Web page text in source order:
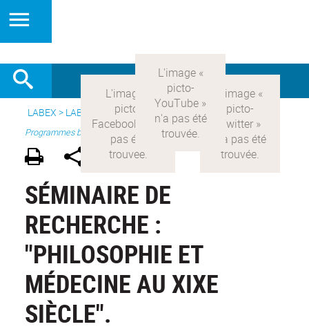
LABEX > LABEX COMOD> Version française > Recherche >
Programmes blanc
SÉMINAIRE DE
RECHERCHE :
"PHILOSOPHIE ET
MÉDECINE AU XIXE
SIÈCLE".